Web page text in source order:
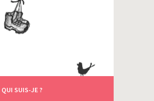
QUI SUIS-JE ?